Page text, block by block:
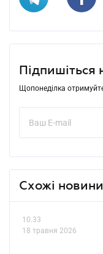
Підпишіться
Щопонеділка
Схожі новини
10.33
18 травня 2026